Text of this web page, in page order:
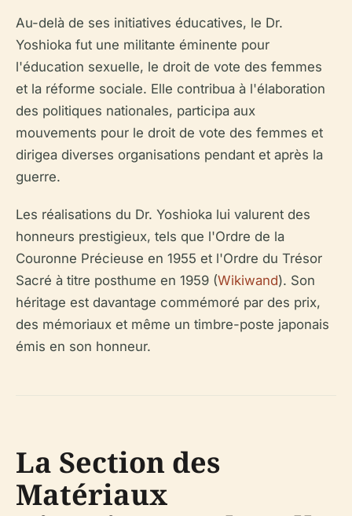
Au-delà de ses initiatives éducatives, le Dr.
Yoshioka fut une militante éminente pour
l'éducation sexuelle, le droit de vote des femmes
et la réforme sociale. Elle contribua à l'élaboration
des politiques nationales, participa aux
mouvements pour le droit de vote des femmes et
dirigea diverses organisations pendant et après la
guerre.
Les réalisations du Dr. Yoshioka lui valurent des
honneurs prestigieux, tels que l'Ordre de la
Couronne Précieuse en 1955 et l'Ordre du Trésor
Sacré à titre posthume en 1959 (Wikiwand). Son
héritage est davantage commémoré par des prix,
des mémoriaux et même un timbre-poste japonais
émis en son honneur.
La Section des
Matériaux